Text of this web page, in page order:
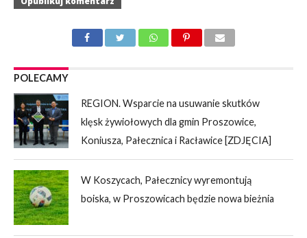
POLECAMY
REGION. Wsparcie na usuwanie skutków
klęsk żywiołowych dla gmin Proszowice,
Koniusza, Pałecznica i Racławice [ZDJĘCIA]
W Koszycach, Pałecznicy wyremontują
boiska, w Proszowicach będzie nowa bieżnia